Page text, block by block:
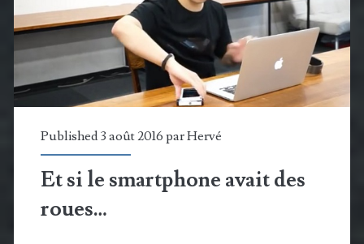
Published 3 août 2016 parHervé
Et si le smartphone avait des
roues…